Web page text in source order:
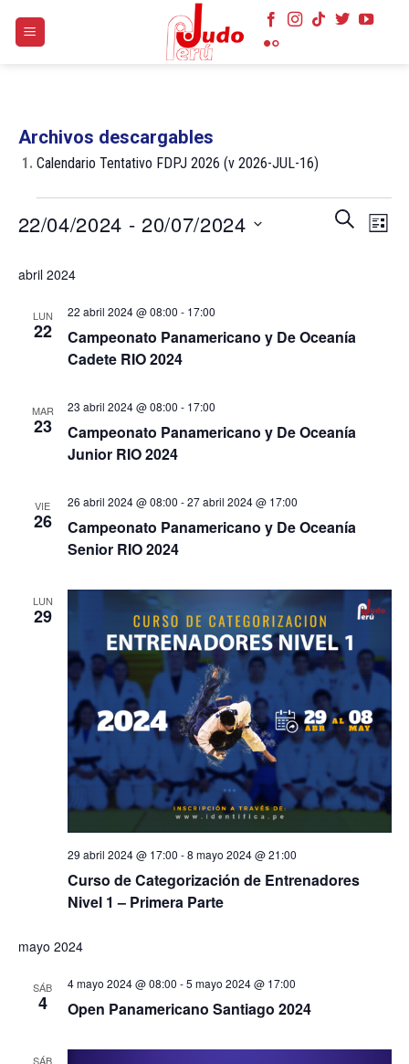
Archivos descargables
1. Calendario Tentativo FDPJ 2026 (v 2026-JUL-16)
Eventos
BUSCAR
LISTA
22/04/2024 - 20/07/2024
la
abril 2024
LUN
22
Campeonato Panamericano y De Oceanía
Cadete RIO 2024
22 abril 2024 @ 08:00 - 17:00
MAR
23
Campeonato Panamericano y De Oceanía
Junior RIO 2024
23 abril 2024 @ 08:00 - 17:00
VIE
26
Campeonato Panamericano y De Oceanía
Senior RIO 2024
26 abril 2024 @ 08:00 -27 abril 2024 @ 17:00
LUN
29
Curso de Categorización de Entrenadores
Nivel 1 – Primera Parte
29 abril 2024 @ 17:00 -8 mayo 2024 @ 21:00
mayo 2024
SÁB
4 Open Panamericano Santiago 2024
4 mayo 2024 @ 08:00 -5 mayo 2024 @ 17:00
SÁB